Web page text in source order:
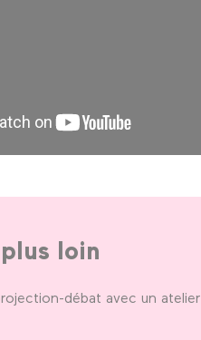
loin
débat avec un atelier